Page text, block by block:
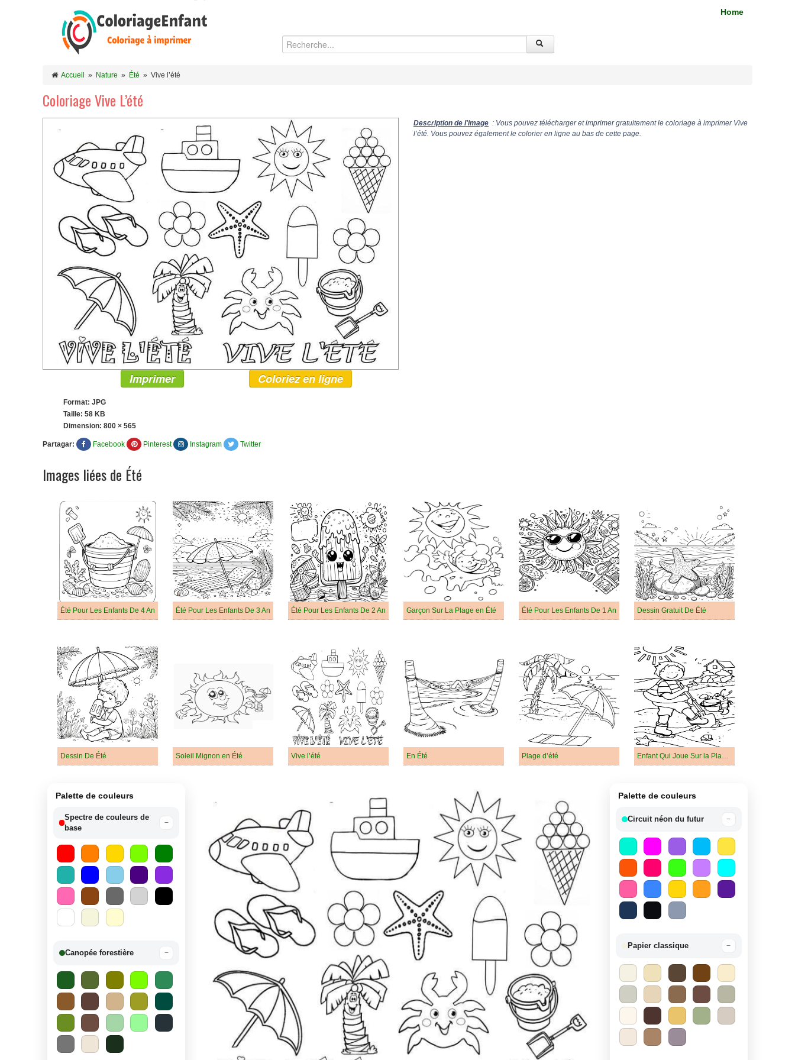
Home
Accueil » Nature » Été » Vive l’été
Coloriage Vive L’été
Description de l'image : Vous pouvez télécharger et imprimer gratuitement le coloriage à imprimer Vive
l’été. Vous pouvez également le colorier en ligne au bas de cette page.
Imprimer Coloriez en ligne
Format: JPG
Taille: 58 KB
Dimension: 800 × 565
Partagar: Facebook Pinterest Instagram Twitter
Images liées de Été
Été Pour Les Enfants De 4 An Été Pour Les Enfants De 3 An Été Pour Les Enfants De 2 An Garçon Sur La Plage en Été Été Pour Les Enfants De 1 An Dessin Gratuit De Été
Dessin De Été Soleil Mignon en Été Vive l’été En Été Plage d’été
Palette de couleurs
Spectre de couleurs de
base
−
Canopée forestière −
Palette de couleurs
Circuit néon du futur −
Papier classique −